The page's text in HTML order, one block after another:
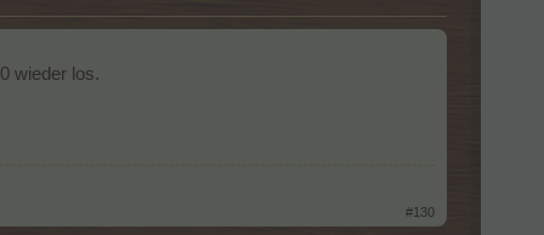
wieder los.
#130